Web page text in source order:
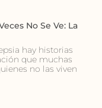
No Se Ve: La
hay historias
que muchas
no las viven